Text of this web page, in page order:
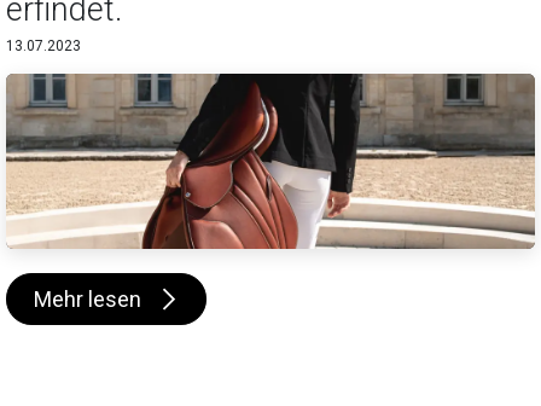
erfindet.
13.07.2023
Mehr lesen